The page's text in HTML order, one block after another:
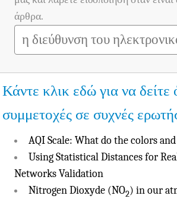
άρθρα.
Κάντε κλικ εδώ για να δείτε
συμμετοχές σε συχνές
AQI Scale: What do the colors
Using Statistical Distances for
Networks Validation
Nitrogen Dioxyde (NO2) in our